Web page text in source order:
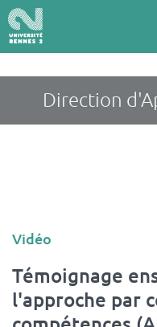
Panneau de gestion des
Aller
au
contenu
Direction
Type
Vidéo
Témoignage
l'approche par